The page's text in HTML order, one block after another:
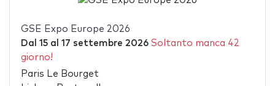
GSE Expo Europe 2026
Dal 15al 17 settembre 2026 Soltanto manca 42
giorno!
Paris Le Bourget